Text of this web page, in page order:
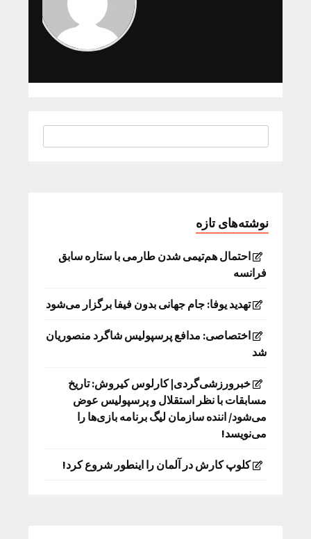
نوشته‌های تازه
احتمال هم‌تیمی شدن طارمی با ستاره سابق
فرانسه
تهدید یوفا: جام جهانی بدون فیفا برگزار می‌شود
اختصاصی: مدافع پرسپولیس شاگرد منصوریان
شد
خبرورزشی‌گردی| کارلوس کیروش: تاریخ
مسابقات با نظر استقلال و پرسپولیس عوض
می‌شود/ اننده سازمان لیگ برنامه بازی‌ها را
می‌نویسد!
کلوپ کارش در آلمان را اینطور شروع کرد!